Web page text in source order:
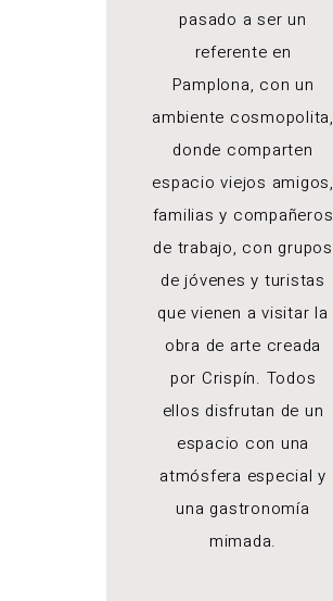
pasado a ser un
referente en
Pamplona, con un
ambiente cosmopolita,
donde comparten
espacio viejos amigos,
familias y compañeros
de trabajo, con grupos
de jóvenes y turistas
que vienen a visitar la
obra de arte creada
por Crispín. Todos
ellos disfrutan de un
espacio con una
atmósfera especial y
una gastronomía
mimada.